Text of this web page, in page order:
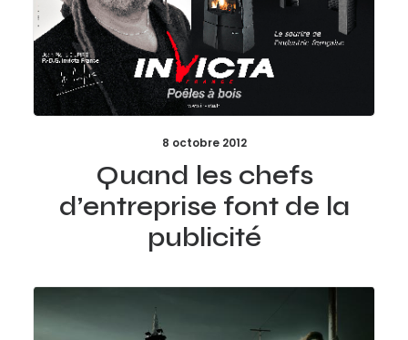
8 octobre 2012
Quand les chefs
d’entreprise font de la
publicité